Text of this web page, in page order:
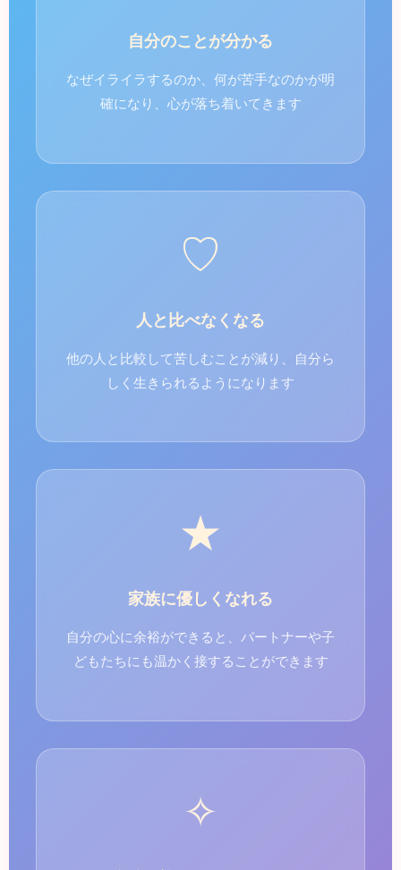
自分のことが分かる
なぜイライラするのか、何が苦手なのかが明
確になり、心が落ち着いてきます
♡
人と比べなくなる
他の人と比較して苦しむことが減り、自分ら
しく生きられるようになります
★
家族に優しくなれる
自分の心に余裕ができると、パートナーや子
どもたちにも温かく接することができます
✧